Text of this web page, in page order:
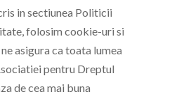
in sectiunea Politicii
folosim cookie-uri si
asigura ca toata lumea
pentru Dreptul
de cea mai buna